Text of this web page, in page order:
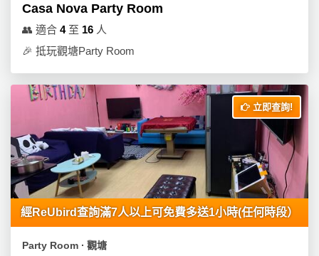
Casa Nova Party Room
👥 適合 4至 16 人
🎉 抵玩觀塘Party Room
立即查詢!
經ReUbird查詢滿7人以上可免費多送1小時(任何時段）
Party Room ∙ 觀塘